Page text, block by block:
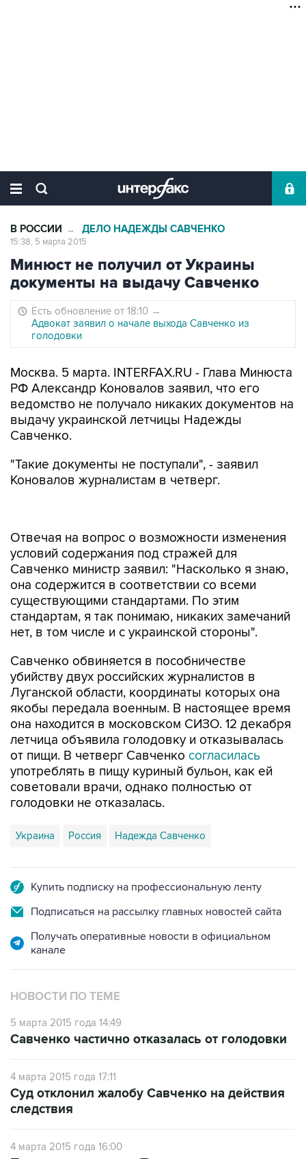
В РОССИИ → ДЕЛО НАДЕЖДЫ САВЧЕНКО
15:38, 5 марта 2015
Минюст не получил от Украины
документы на выдачу Савченко
Есть обновление от 18:10 →
Адвокат заявил о начале выхода Савченко из
голодовки
Москва. 5 марта. INTERFAX.RU - Глава Минюста
РФ Александр Коновалов заявил, что его
ведомство не получало никаких документов на
выдачу украинской летчицы Надежды
Савченко.
"Такие документы не поступали", - заявил
Коновалов журналистам в четверг.
Савченко министр заявил: "Насколько я знаю,
она содержится в соответствии со всеми
существующими стандартами. По этим
стандартам, я так понимаю, никаких замечаний
нет, в том числе и с украинской стороны".
Савченко обвиняется в пособничестве
Луганской области, координаты которых она
якобы передала военным. В настоящее время
она находится в московском СИЗО. 12 декабря
летчица объявила голодовку и отказывалась
от пищи. В четверг Савченкосогласилась
употреблять в пищу куриный бульон, как ей
советовали врачи, однако полностью от
голодовки не отказалась.
Украина Россия Надежда Савченко
Подписаться на рассылку главных новостей сайта
Получать оперативные новости в официальном
НОВОСТИ ПО ТЕМЕ
5 марта 2015 года 14:49
следствия
4 марта 2015 года 16:00
просьбой освободить Савченко